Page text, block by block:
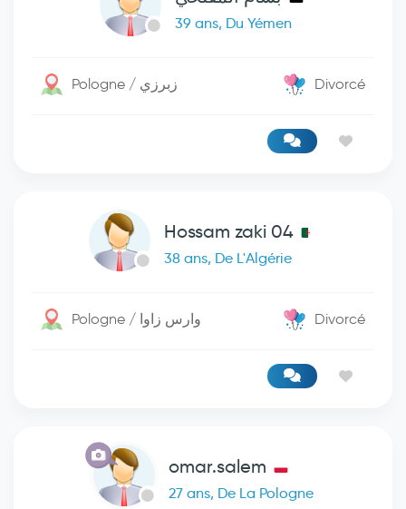
39 ans, Du Yémen
Pologne / زبرزي Divorcé
Hossam zaki 04
38 ans, De L'Algérie
Pologne / وارس زاوا Divorcé
omar.salem
27 ans, De La Pologne